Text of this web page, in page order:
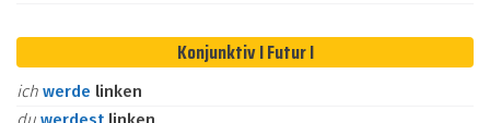
Konjunktiv I Futur I
ich werde linken